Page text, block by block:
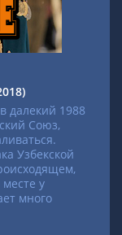
далекий 1988
Союз,
Узбекской
у
много